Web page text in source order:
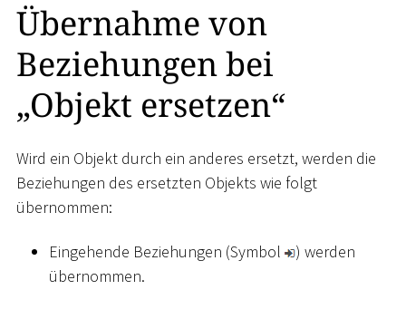
Übernahme von
Beziehungen bei
„Objekt ersetzen“
Wird ein Objekt durch ein anderes ersetzt, werden die
Beziehungen des ersetzten Objekts wie folgt
übernommen:
Eingehende Beziehungen (Symbol
) werden
übernommen.